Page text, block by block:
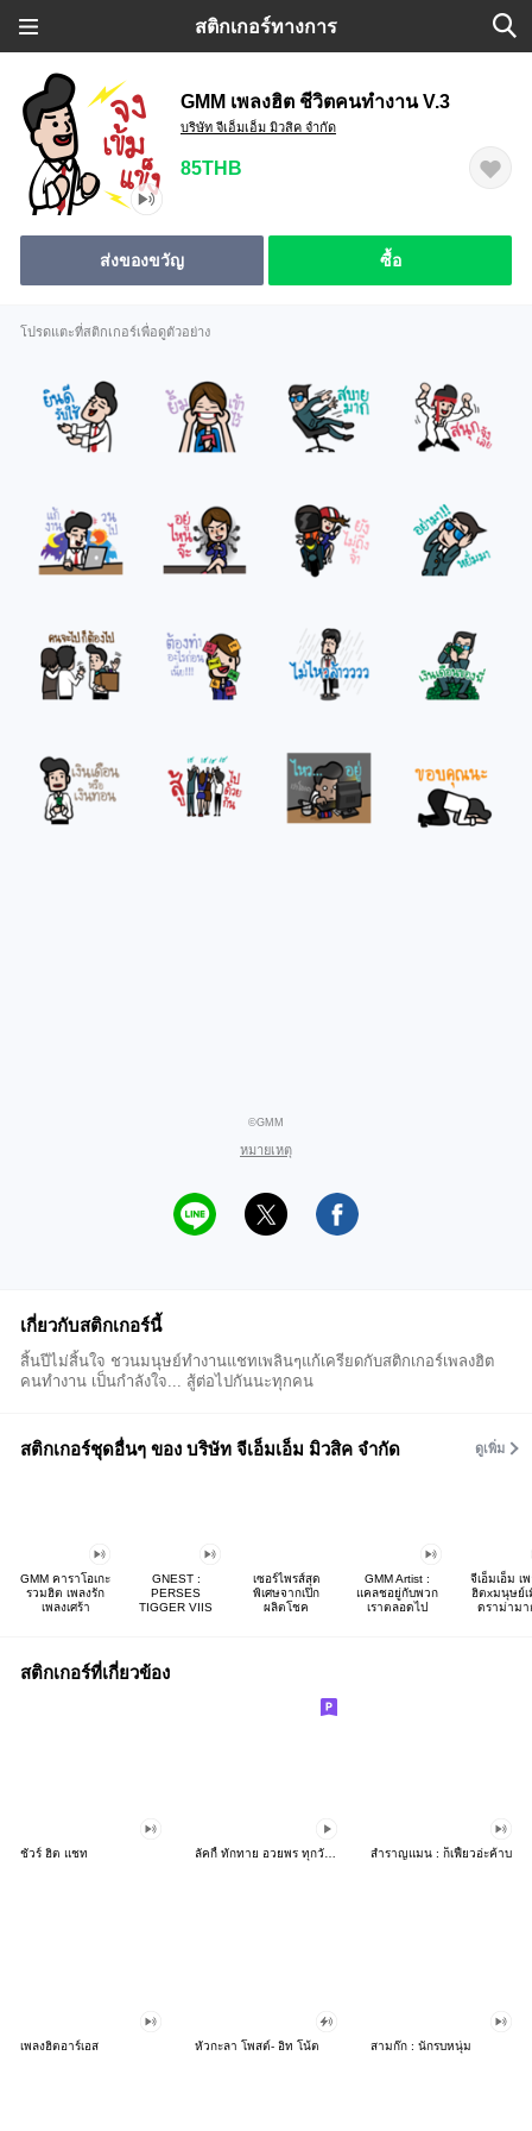
สติกเกอร์ทางการ
GMM เพลงฮิต ชีวิตคนทำงาน V.3
บริษัท จีเอ็มเอ็ม มิวสิค จำกัด
85THB
ส่งของขวัญ ซื้อ
โปรดแตะที่สติกเกอร์เพื่อดูตัวอย่าง
©GMM
หมายเหตุ
เกี่ยวกับสติกเกอร์นี้
สิ้นปีไม่สิ้นใจ ชวนมนุษย์ทำงานแชทเพลินๆแก้เครียดกับสติกเกอร์เพลงฮิต
คนทำงาน เป็นกำลังใจ... สู้ต่อไปกันนะทุกคน
สติกเกอร์ชุดอื่นๆ ของ บริษัท จีเอ็มเอ็ม มิวสิค จำกัด ดูเพิ่ม
GMM คาราโอเกะ
รวมฮิต เพลงรัก
เพลงเศร้า
GNEST :
PERSES
TIGGER VIIS
เซอร์ไพรส์สุด
พิเศษจากเป๊ก
ผลิตโชค
GMM Artist :
แคลชอยู่กับพวก
เราตลอดไป
จีเอ็มเอ็ม เ
ฮิตxมนุษย์เ
ดราม่ามา
สติกเกอร์ที่เกี่ยวข้อง
ชัวร์ ฮิต แชท ลัคกี้ ทักทาย อวยพร ทุกวัน ดุ๊กดิ๊ก สำราญแมน : ก็เฟี้ยวอ่ะค้าบ
เพลงฮิตอาร์เอส หัวกะลา โพสต์- อิท โน้ต สามก๊ก : นักรบหนุ่ม